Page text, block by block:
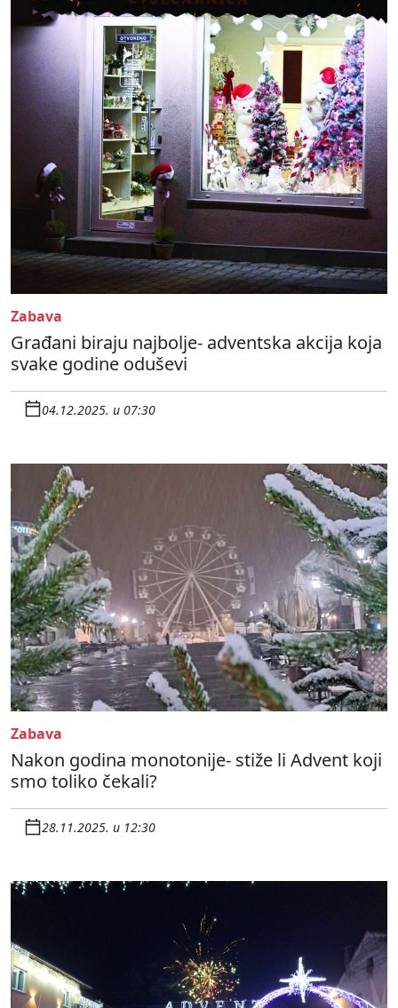
Zabava
Građani biraju najbolje- adventska akcija koja
svake godine oduševi
04.12.2025. u 07:30
Zabava
Nakon godina monotonije- stiže li Advent koji
smo toliko čekali?
28.11.2025. u 12:30